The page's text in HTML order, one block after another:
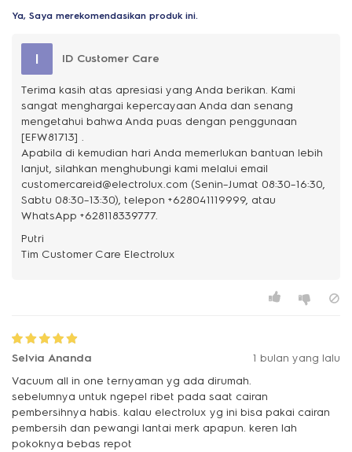
Ya, Saya merekomendasikan produk ini.
I ID Customer Care
Terima kasih atas apresiasi yang Anda berikan. Kami
sangat menghargai kepercayaan Anda dan senang
mengetahui bahwa Anda puas dengan penggunaan
[EFW81713] .
Apabila di kemudian hari Anda memerlukan bantuan lebih
lanjut, silahkan menghubungi kami melalui email
customercareid@electrolux.com (Senin–Jumat 08:30–16:30,
Sabtu 08:30–13:30), telepon +628041119999, atau
WhatsApp +628118339777.
Putri
Selvia Ananda
1 bulan yang lalu
Vacuum all in one ternyaman yg ada dirumah.
sebelumnya untuk ngepel ribet pada saat cairan
pembersihnya habis. kalau electrolux yg ini bisa pakai cairan
pembersih dan pewangi lantai merk apapun. keren lah
pokoknya bebas repot